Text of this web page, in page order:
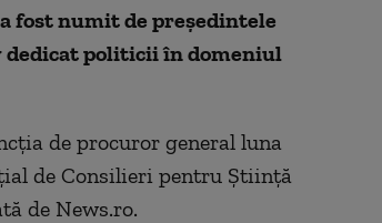
fost numit de preşedintele
politicii în domeniul
de procuror general luna
de Consilieri pentru Ştiinţă
de News.ro.